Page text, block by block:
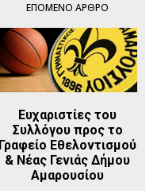
ΕΠΌΜΕΝΟ ΆΡΘΡΟ
Ευχαριστίες του
Συλλόγου προς το
Γραφείο Εθελοντισμού
& Νέας Γενιάς Δήμου
Αμαρουσίου